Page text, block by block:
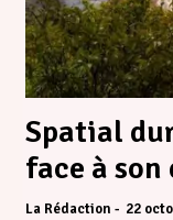
Spatial
face à
La Rédaction 22